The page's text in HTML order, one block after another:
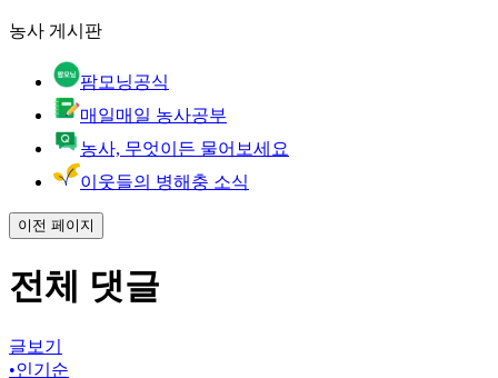
농사 게시판
팜모닝공식
매일매일 농사공부
농사, 무엇이든 물어보세요
이웃들의 병해충 소식
이전 페이지
전체 댓글
글보기
•인기순